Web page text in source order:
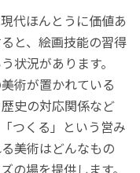
代ほんとうに価値あ
と、絵画技能の習得
状況があります。
術が置かれている
史の対応関係など
つくる」という営み
美術はどんなもの
の場を提供します。